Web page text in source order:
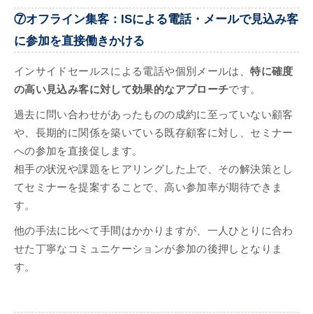
⑦オフライン集客：ISによる電話・メールで見込み客
に参加を直接働きかける
インサイドセールスによる電話や個別メールは、特に確度
の高い見込み客に対して効果的なアプローチです。
過去に問い合わせがあったものの成約に至っていない顧客
や、長期的に関係を築いている既存顧客に対し、セミナー
への参加を直接促します。
相手の状況や課題をヒアリングした上で、その解決策とし
てセミナーを提案することで、高い参加率が期待できま
す。
他の手法に比べて手間はかかりますが、一人ひとりに合わ
せた丁寧なコミュニケーションが参加の後押しとなりま
す。